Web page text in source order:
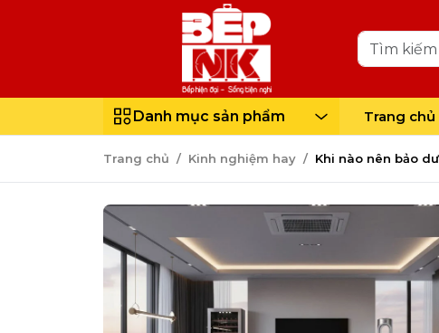
Danh mục sản phẩm Trang chủ
Trang chủ Kinh nghiệm hay Khi nào nên bảo
2. Khi nào nên bảo dưỡng thiết bị điện lạnh?
3. Dấu hiệu cảnh báo thiết bị điện lạnh cần
4. Quy trình bảo dưỡng thiết bị điện lạnh
5. Bí quyết giúp thiết bị điện lạnh bền đẹp